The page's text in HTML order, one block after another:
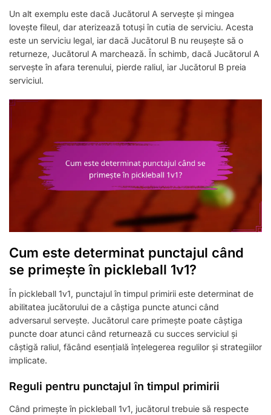
Un alt exemplu este dacă Jucătorul A servește și mingea
lovește fileul, dar aterizează totuși în cutia de serviciu. Acesta
este un serviciu legal, iar dacă Jucătorul B nu reușește să o
returneze, Jucătorul A marchează. În schimb, dacă Jucătorul A
servește în afara terenului, pierde raliul, iar Jucătorul B preia
serviciul.
Cum este determinat punctajul când
se primește în pickleball 1v1?
În pickleball 1v1, punctajul în timpul primirii este determinat de
abilitatea jucătorului de a câștiga puncte atunci când
adversarul servește. Jucătorul care primește poate câștiga
puncte doar atunci când returnează cu succes serviciul și
câștigă raliul, făcând esențială înțelegerea regulilor și strategiilor
implicate.
Reguli pentru punctajul în timpul primirii
Când primește în pickleball 1v1, jucătorul trebuie să respecte